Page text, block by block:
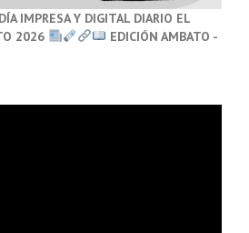
IMPRESA Y DIGITAL DIARIO EL
2026
EDICIÓN AMBATO -